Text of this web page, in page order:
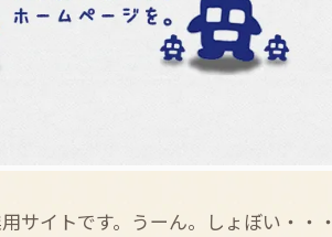
サイトです。うーん。しょぼい・・・